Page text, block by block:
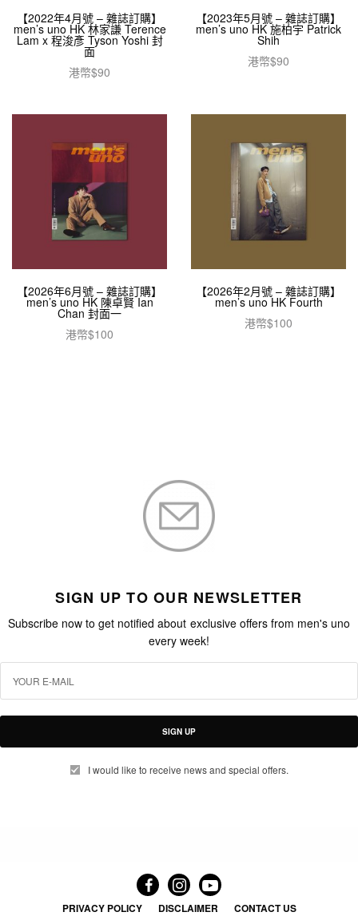
【2022年4月號 – 雜誌訂購】
men’s uno HK 林家謙 Terence
Lam x 程浚彥 Tyson Yoshi 封
面
港幣$90
【2023年5月號 – 雜誌訂購】
men’s uno HK 施柏宇 Patrick
Shih
港幣$90
【2026年6月號 – 雜誌訂購】
men’s uno HK 陳卓賢 Ian
Chan 封面一
港幣$100
【2026年2月號 – 雜誌訂購】
men’s uno HK Fourth
港幣$100
SIGN UP TO OUR NEWSLETTER
Subscribe now to get notified about exclusive offers from men's uno
every week!
SIGN UP
I would like to receive news and special offers.
PRIVACY POLICY DISCLAIMER CONTACT US